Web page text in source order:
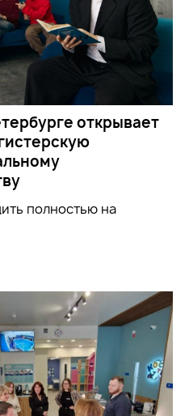
открывает
полностью на